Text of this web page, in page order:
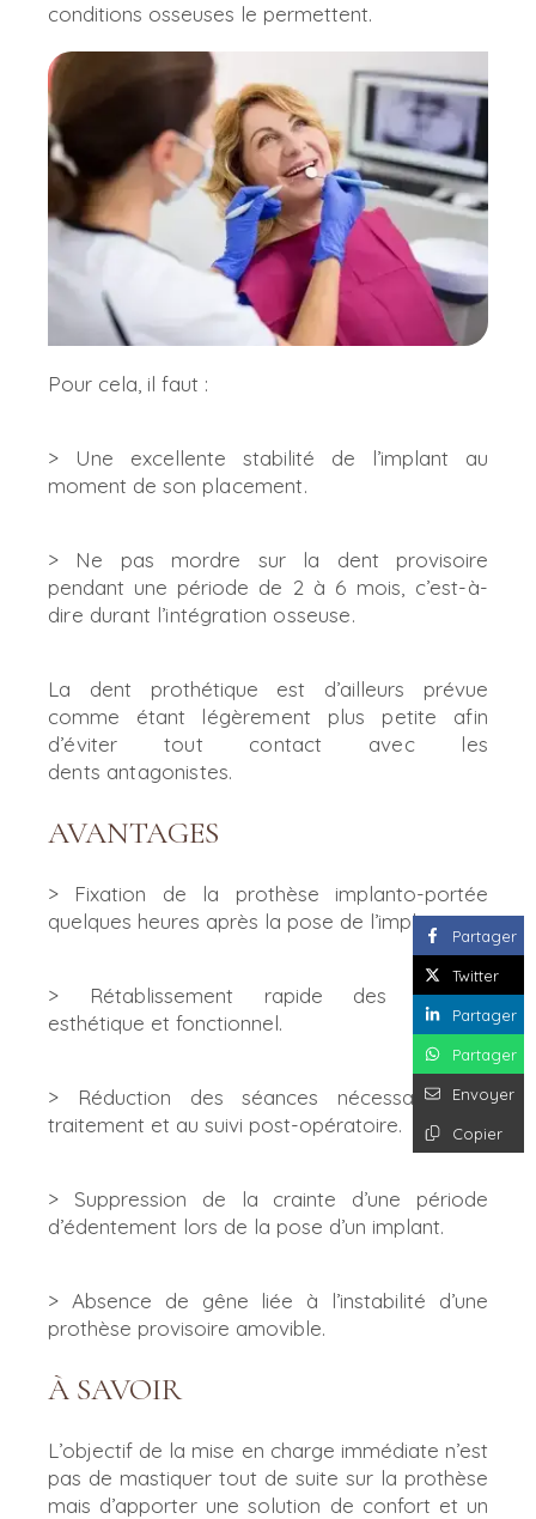
conditions osseuses le permettent.
Pour cela, il faut :
> Une excellente stabilité de l’implant au
moment de son placement.
> Ne pas mordre sur la dent provisoire
pendant une période de 2 à 6 mois, c’est-à-
dire durant l’intégration osseuse.
La dent prothétique est d’ailleurs prévue
comme étant légèrement plus petite afin
d’éviter tout contact avec les
dents antagonistes.
AVANTAGES
> Fixation de la prothèse implanto-portée
quelques heures après la pose de l’implant.
> Rétablissement rapide des besoins
esthétique et fonctionnel.
> Réduction des séances nécessaires au
traitement et au suivi post-opératoire.
> Suppression de la crainte d’une période
d’édentement lors de la pose d’un implant.
> Absence de gêne liée à l’instabilité d’une
prothèse provisoire amovible.
À SAVOIR
L’objectif de la mise en charge immédiate n’est
pas de mastiquer tout de suite sur la prothèse
mais d’apporter une solution de confort et un
Partager
Twitter
Partager
Partager
Envoyer
Copier